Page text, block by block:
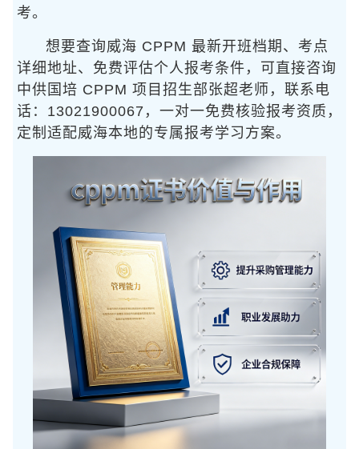
考。
想要查询威海 CPPM 最新开班档期、考点
详细地址、免费评估个人报考条件，可直接咨询
中供国培 CPPM 项目招生部张超老师，联系电
话：13021900067，一对一免费核验报考资质，
定制适配威海本地的专属报考学习方案。